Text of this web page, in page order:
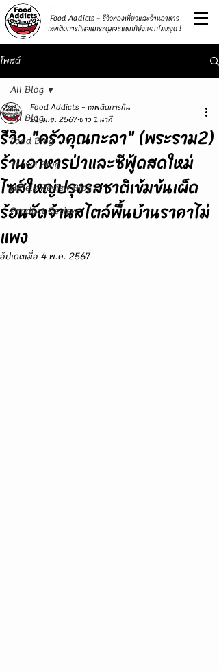
Food Addicts - รีวิวท่องเที่ยวและร้านอาหาร
เสพติดการกินจนกระดุมจะแหกก็ยังแ๑กไม่หยุด !
โพสต์
All Blog
Food Blog
Travel Blog
Hotels Review Blog
Product Review
All Blog
รีวิว "ครัวคุณกะลา" (พระราม2)
ร้านอาหารป่าและซีฟู้ดสดใหม่
ไซส์ใหญ่ปรุงรสชาติเข้มข้นเผ็ด
ร้อนจัดจ้านสไตล์พื้นบ้านราคาไม่
แพง
Food Addicts - เสพติดการกิน
21 เม.ย. 2567ยาว 1 นาที
อัปเดตเมื่อ 4 พ.ค. 2567